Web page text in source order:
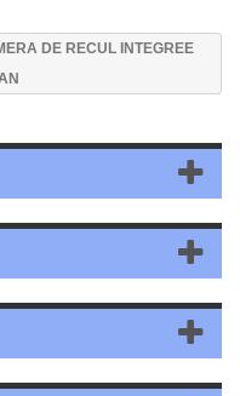
DE RECUL INTEGREE